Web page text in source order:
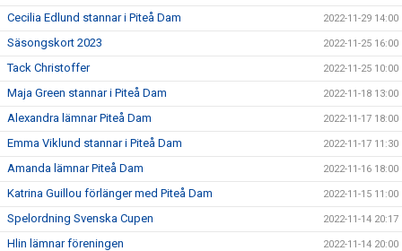
Cecilia Edlund stannar i Piteå Dam 2022-11-29 14:00
Säsongskort 2023 2022-11-25 16:00
Tack Christoffer 2022-11-25 10:00
Maja Green stannar i Piteå Dam 2022-11-18 13:00
Alexandra lämnar Piteå Dam 2022-11-17 18:00
Emma Viklund stannar i Piteå Dam 2022-11-17 11:30
Amanda lämnar Piteå Dam 2022-11-16 18:00
Katrina Guillou förlänger med Piteå Dam 2022-11-15 11:00
Spelordning Svenska Cupen 2022-11-14 20:17
Hlin lämnar föreningen 2022-11-14 20:00